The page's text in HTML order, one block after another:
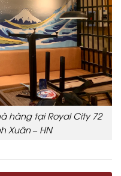
hàng tại Royal City 72
Xuân – HN